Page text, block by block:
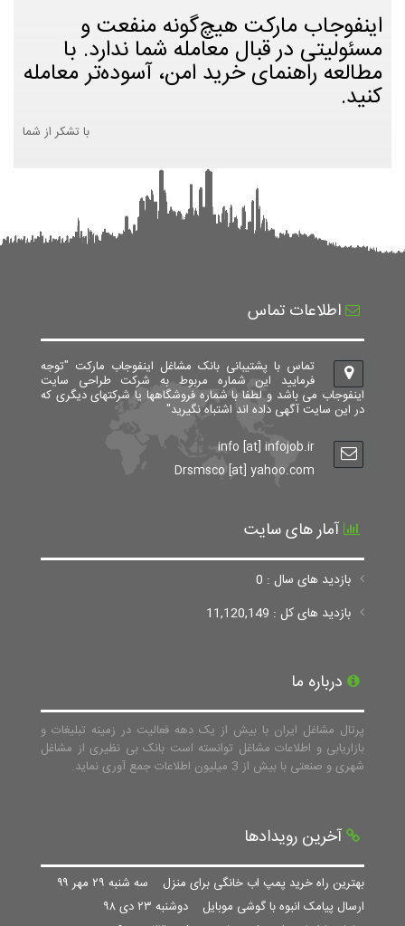
اینفوجاب مارکت هیچ‌گونه منفعت و
مسئولیتی در قبال معامله شما ندارد. با
مطالعه راهنمای خرید امن، آسوده‌تر معامله
کنید.
با تشکر از شما
اطلاعات تماس
تماس با پشتیبانی بانک مشاغل اینفوجاب مارکت "توجه
فرمایید این شماره مربوط به شرکت طراحی سایت
اینفوجاب می باشد و لطفا با شماره فروشگاهها یا شرکتهای دیگری که
در این سایت آگهی داده اند اشتباه نگیرید"
info [at] infojob.ir
Drsmsco [at] yahoo.com
آمار های سایت
بازدید های سال : 0
بازدید های کل : 11,120,149
درباره ما
پرتال مشاغل ایران با بیش از یک دهه فعالیت در زمینه تبلیغات و
بازاریابی و اطلاعات مشاغل توانسته است بانک بی نظیری از مشاغل
شهری و صنعتی با بیش از 3 میلیون اطلاعات جمع آوری نماید.
آخرین رویدادها
بهترین راه خرید پمپ اب خانگی برای منزل سه شنبه ۲۹ مهر ۹۹
ارسال پیامک انبوه با گوشی موبایل دوشنبه ۲۳ دی ۹۸